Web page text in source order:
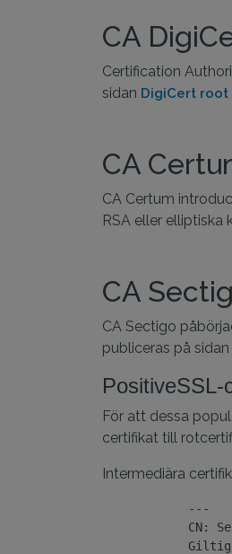
CA
Certification
sidan DigiCert root
CA
CA Certum
RSA eller elliptiska
CA
CA Sectigo
publiceras på sidan
PositiveSSL-
För att dessa
certifikat till
Intermediära
            ---
CN: